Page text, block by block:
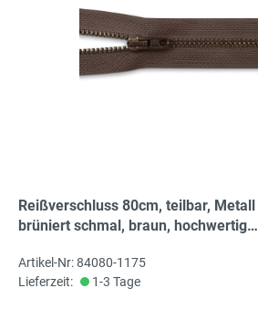
Reißverschluss 80cm, teilbar, Metall
brüniert schmal, braun, hochwertiger
Rubi/Barcelona
Artikel-Nr: 84080-1175
Lieferzeit:
1-3 Tage